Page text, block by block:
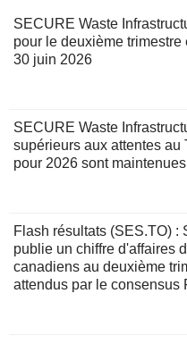
SECURE Waste
pour le deuxième
30 juin 2026
SECURE Waste
supérieurs aux attentes
pour 2026 sont maintenues
Flash résultats (SES.TO) :
publie un chiffre d'affaires
canadiens au deuxième
attendus par le consensus